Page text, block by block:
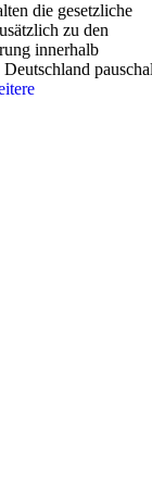
die gesetzliche
zu den
innerhalb